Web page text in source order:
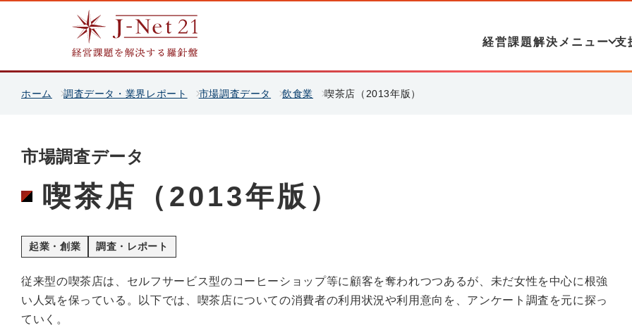
経営課題解決メニュー 支
ホーム 調査データ・業界レポート 市場調査データ 飲食業 喫茶店（2013年版）
市場調査データ
喫茶店（2013年版）
起業・創業 調査・レポート
従来型の喫茶店は、セルフサービス型のコーヒーショップ等に顧客を奪われつつあるが、未だ女性を中心に根強
い人気を保っている。以下では、喫茶店についての消費者の利用状況や利用意向を、アンケート調査を元に探っ
ていく。